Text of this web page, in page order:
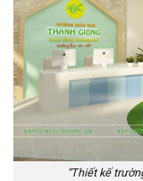
“Thiết kế